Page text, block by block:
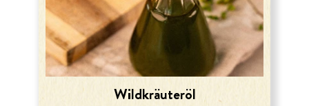
Wildkräuteröl